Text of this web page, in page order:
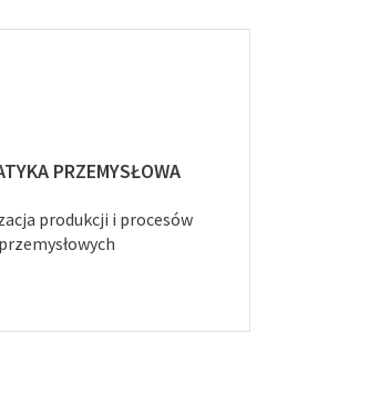
PRZEMYSŁOWA
produkcji i procesów
przemysłowych